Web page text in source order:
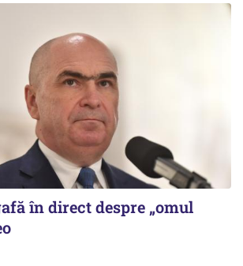
în direct despre „omul